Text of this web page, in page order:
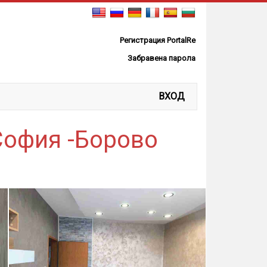
Регистрация PortalRe
Забравена парола
ВХОД
-Борово